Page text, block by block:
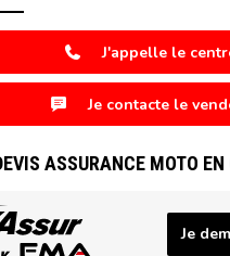
J'appelle le
Je contacte le
ASSURANCE MOTO
Je